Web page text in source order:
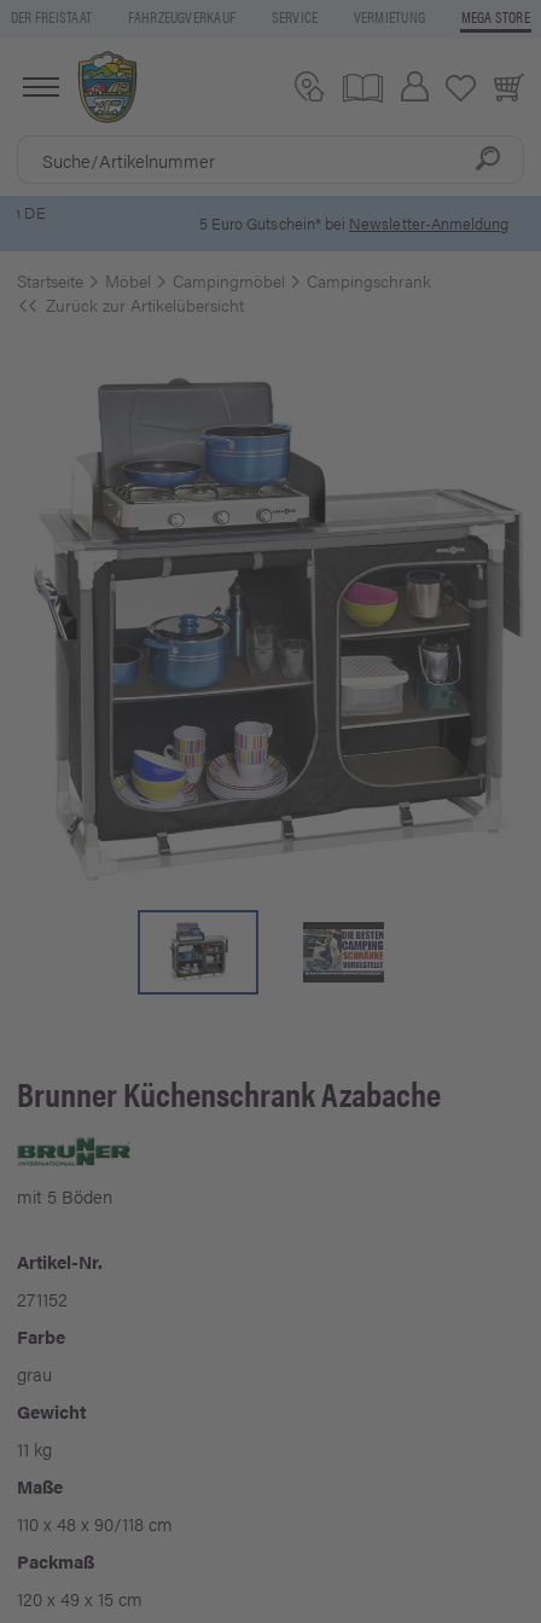
DER FREISTAAT FAHRZEUGVERKAUF SERVICE VERMIETUNG MEGA STORE
5 Euro Gutschein* beiNewsletter-Anmeldung
Startseite Möbel Campingmöbel
Campingschrank
Zurück zur Artikelübersicht
BrunnerKüchenschrank Azabache
mit 5 Böden
Artikel-Nr.
271152
Farbe
grau
Gewicht
11 kg
Maße
110 x 48 x 90/118 cm
Packmaß
120 x 49 x 15 cm